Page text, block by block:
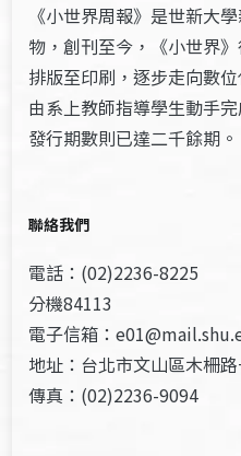
《小世界周報》是世新大
物，創刊至今，《小世界
排版至印刷，逐步走向數
由系上教師指導學生動手
發行期數則已達二千餘期。
聯絡我們
電話：(02)2236-8225
分機84113
電子信箱：
地址：台北市文山區木柵
傳真：(02)2236-9094